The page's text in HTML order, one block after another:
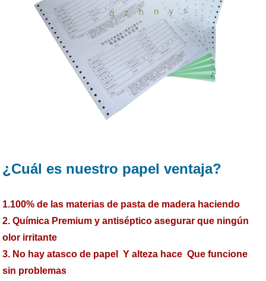
¿Cuál es nuestro papel ventaja?
1.100% de las materias de pasta de madera haciendo
2. Química Premium y antiséptico asegurar que ningún
olor irritante
3. No hay atasco de papel Y alteza hace Que funcione
sin problemas